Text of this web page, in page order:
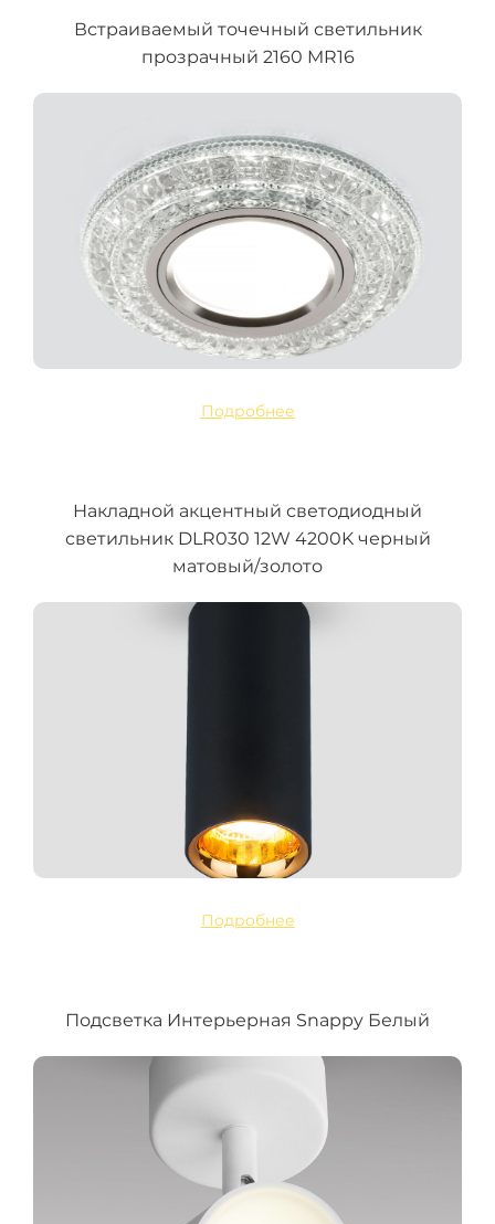
Встраиваемый точечный светильник
прозрачный 2160 MR16
Подробнее
Накладной акцентный светодиодный
светильник DLR030 12W 4200K черный
матовый/золото
Подробнее
Подсветка Интерьерная Snappy Белый